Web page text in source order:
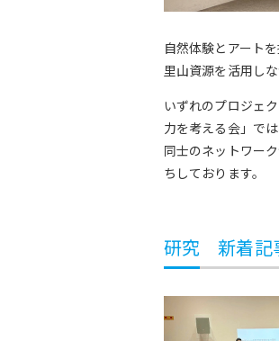
自然体験とアート
里山資源を活用し
いずれのプロジェ
力を考える会」で
同士のネットワー
ちしております。
研究 新着記